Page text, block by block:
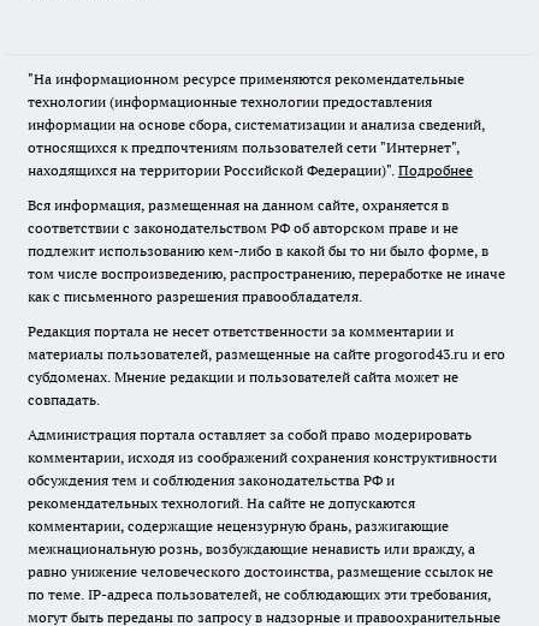
"На информационном ресурсе применяются рекомендательные
технологии (информационные технологии предоставления
информации на основе сбора, систематизации и анализа сведений,
относящихся к предпочтениям пользователей сети "Интернет",
находящихся на территории Российской Федерации)". Подробнее
Вся информация, размещенная на данном сайте, охраняется в
соответствии с законодательством РФ об авторском праве и не
подлежит использованию кем-либо в какой бы то ни было форме, в
том числе воспроизведению, распространению, переработке не иначе
как с письменного разрешения правообладателя.
Редакция портала не несет ответственности за комментарии и
материалы пользователей, размещенные на сайте progorod43.ru и его
субдоменах. Мнение редакции и пользователей сайта может не
совпадать.
Администрация портала оставляет за собой право модерировать
комментарии, исходя из соображений сохранения конструктивности
обсуждения тем и соблюдения законодательства РФ и
рекомендательных технологий. На сайте не допускаются
комментарии, содержащие нецензурную брань, разжигающие
межнациональную рознь, возбуждающие ненависть или вражду, а
равно унижение человеческого достоинства, размещение ссылок не
по теме. IP-адреса пользователей, не соблюдающих эти требования,
могут быть переданы по запросу в надзорные и правоохранительные